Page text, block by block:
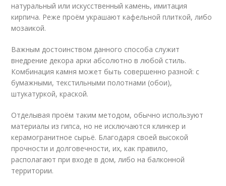
натуральный или искусственный камень, имитация
кирпича. Реже проём украшают кафельной плиткой, либо
мозаикой.
Важным достоинством данного способа служит
внедрение декора арки абсолютно в любой стиль.
Комбинация камня может быть совершенно разной: с
бумажными, текстильными полотнами (обои),
штукатуркой, краской.
Отделывая проём таким методом, обычно используют
материалы из гипса, но не исключаются клинкер и
керамогранитное сырьё. Благодаря своей высокой
прочности и долговечности, их, как правило,
располагают при входе в дом, либо на балконной
территории.